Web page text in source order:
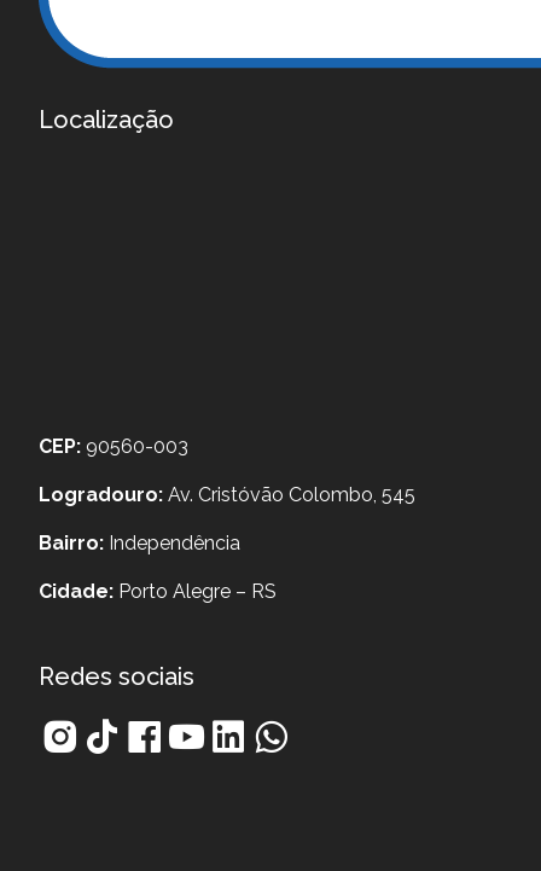
Localização
CEP: 90560-003
Logradouro: Av. Cristóvão Colombo, 545
Bairro: Independência
Cidade: Porto Alegre – RS
Redes sociais